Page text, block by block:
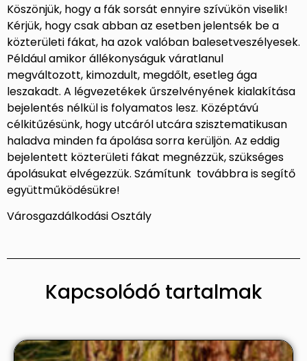
Köszönjük, hogy a fák sorsát ennyire szívükön viselik!
Kérjük, hogy csak abban az esetben jelentsék be a
közterületi fákat, ha azok valóban balesetveszélyesek.
Például amikor állékonyságuk váratlanul
megváltozott, kimozdult, megdőlt, esetleg ága
leszakadt. A légvezetékek űrszelvényének kialakítása
bejelentés nélkül is folyamatos lesz. Középtávú
célkitűzésünk, hogy utcáról utcára szisztematikusan
haladva minden fa ápolása sorra kerüljön. Az eddig
bejelentett közterületi fákat megnézzük, szükséges
ápolásukat elvégezzük. Számítunk továbbra is segítő
együttműködésükre!
Városgazdálkodási Osztály
Kapcsolódó tartalmak